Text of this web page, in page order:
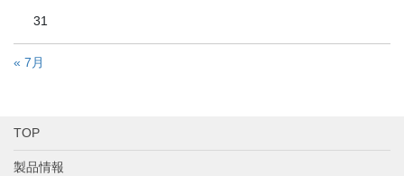
31
« 7月
TOP
製品情報